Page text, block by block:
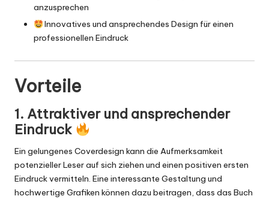
anzusprechen
Innovatives und ansprechendes Design für einen
professionellen Eindruck
Vorteile
1. Attraktiver und ansprechender
Eindruck
Ein gelungenes Coverdesign kann die Aufmerksamkeit
potenzieller Leser auf sich ziehen und einen positiven ersten
Eindruck vermitteln. Eine interessante Gestaltung und
hochwertige Grafiken können dazu beitragen, dass das Buch